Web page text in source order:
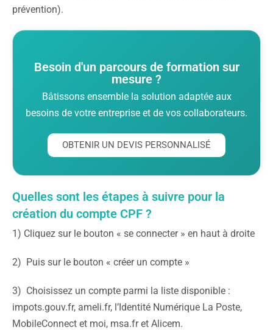
prévention).
Besoin d'un parcours de formation sur
mesure ?
Bâtissons ensemble la solution adaptée aux
besoins de votre entreprise et de vos collaborateurs.
OBTENIR UN DEVIS PERSONNALISÉ
Quelles sont les étapes à suivre pour la
création du compte CPF ?
1) Cliquez sur le bouton « se connecter » en haut à droite
2) Puis sur le bouton « créer un compte »
3) Choisissez un compte parmi la liste disponible :
impots.gouv.fr, ameli.fr, l’Identité Numérique La Poste,
MobileConnect et moi, msa.fr et Alicem.